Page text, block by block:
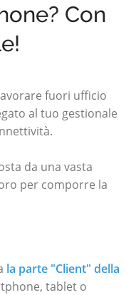
Con
fuori ufficio
al tuo gestionale
da una vasta
per comporre la
la parte "Client" della
tablet o